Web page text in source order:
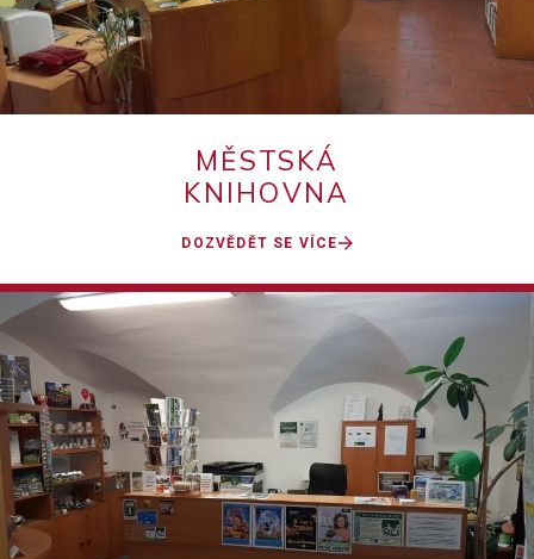
MĚSTSKÁ
KNIHOVNA
DOZVĚDĚT SE VÍCE